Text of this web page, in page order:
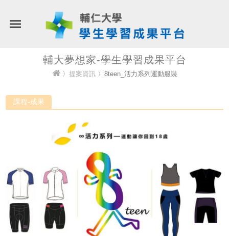
輔大夢想家-學生學習成果平台
〉 提案資訊〉8teen_活力系列運動服裝
課程-成果